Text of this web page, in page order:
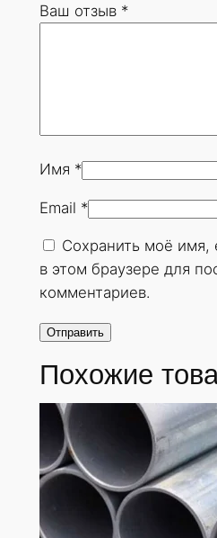
Ваш отзыв *
Имя *
Email *
Сохранить моё имя,
в этом браузере для
комментариев.
Похожие